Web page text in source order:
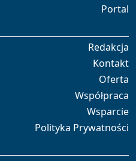
Portal
Redakcja
Kontakt
Oferta
Współpraca
Wsparcie
Polityka Prywatności